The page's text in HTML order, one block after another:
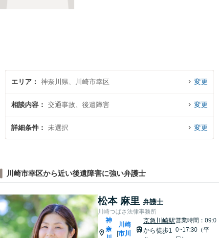
エリア 神奈川県、川崎市幸区 変更
相談内容 交通事故、後遺障害 変更
詳細条件 未選択 変更
川崎市幸区から近い後遺障害に強い弁護士
松本 麻里 弁護士
川崎つばさ法律事務所
神
奈
|
川崎
市川
京急川崎駅
から徒歩1
営業時間：09:0
0~17:30（平